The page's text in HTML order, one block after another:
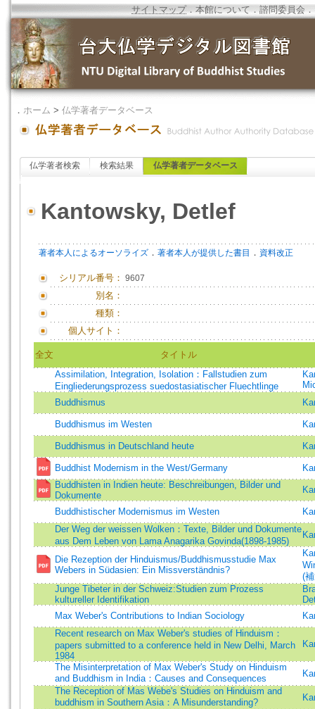
サイトマップ．本館について ．諮問委員会 ．
． ホーム > 仏学著者データベース
仏学著者検索 検索結果 仏学著者データベース
Kantowsky, Detlef
著者本人によるオーソライズ ． 著者本人が提供した書目 ． 資料改正
シリアル番号： 9607
別名：
種類：
個人サイト：
全文
タイトル
Assimilation, Integration, Isolation：Fallstudien zum
Eingliederungsprozess suedostasiatischer Fluechtlinge
Buddhismus
Buddhismus im Westen
Buddhismus in Deutschland heute
Buddhist Modernism in the West/Germany
Buddhisten in Indien heute: Beschreibungen, Bilder und
Dokumente
Buddhistischer Modernismus im Westen
Der Weg der weissen Wolken：Texte, Bilder und Dokumente
aus Dem Leben von Lama Anagarika Govinda(1898-1985)
Die Rezeption der Hinduismus/Buddhismusstudie Max
Webers in Südasien: Ein Missverständnis?
(
Junge Tibeter in der Schweiz:Studien zum Prozess
kultureller Identifikation
Max Weber's Contributions to Indian Sociology
Recent research on Max Weber's studies of Hinduism：
papers submitted to a conference held in New Delhi, March
1984
The Misinterpretation of Max Weber's Study on Hinduism
and Buddhism in India：Causes and Consequences
The Reception of Mas Webe's Studies on Hinduism and
buddhism in Southern Asia：A Misunderstanding?